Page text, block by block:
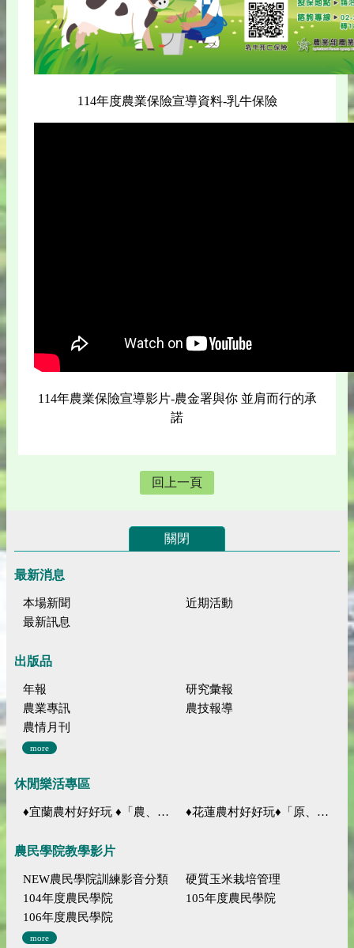
114年度農業保險宣導資料-乳牛保險
114年農業保險宣導影片-農金署與你 並肩而行的承
諾
回上一頁
關閉
最新消息
本場新聞
近期活動
最新訊息
出版品
年報
研究彙報
農業專訊
農技報導
農情月刊
more
休閒樂活專區
♦宜蘭農村好好玩 ♦「農、藝、山、水」四條遊程推薦 ♦花蓮農村好好玩♦「原、生、慢、活」四條遊程推薦
農民學院教學影片
NEW農民學院訓練影音分類
硬質玉米栽培管理
104年度農民學院
105年度農民學院
106年度農民學院
more